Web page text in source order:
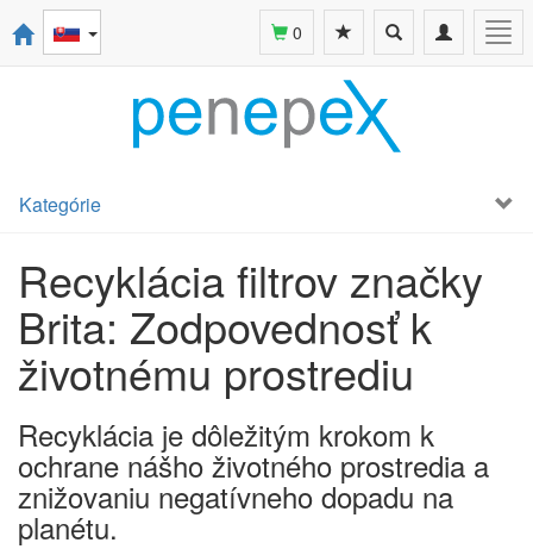
Toggle
navigation
Toggle
search
0
Kategórie
Recyklácia filtrov značky
Brita: Zodpovednosť k
životnému prostrediu
Recyklácia je dôležitým krokom k
ochrane nášho životného prostredia a
znižovaniu negatívneho dopadu na
planétu.